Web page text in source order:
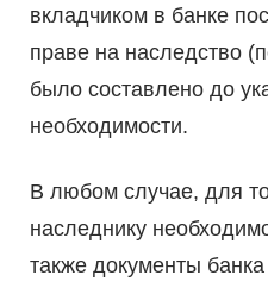
вкладчиком в банке
праве на наследство
было составлено до
необходимости.
В любом случае, для
наследнику
также документы